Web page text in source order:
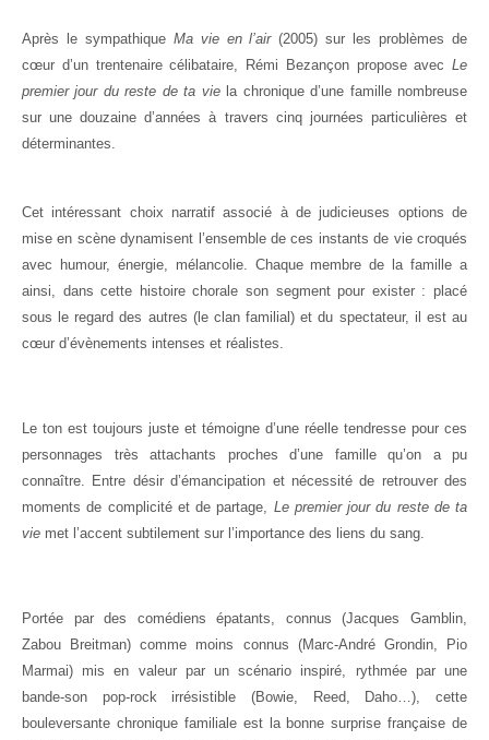
Après le sympathique Ma vie en l’air(2005) sur les problèmes de
cœur d’un trentenaire célibataire, Rémi Bezançon propose avec Le
premier jour du reste de ta viela chronique d’une famille nombreuse
sur une douzaine d’années à travers cinq journées particulières et
déterminantes.
Cet intéressant choix narratif associé à de judicieuses options de
mise en scène dynamisent l’ensemble de ces instants de vie croqués
avec humour, énergie, mélancolie. Chaque membre de la famille a
ainsi, dans cette histoire chorale son segment pour exister : placé
sous le regard des autres (le clan familial) et du spectateur, il est au
cœur d’évènements intenses et réalistes.
Le ton est toujours juste et témoigne d’une réelle tendresse pour ces
personnages très attachants proches d’une famille qu’on a pu
connaître. Entre désir d’émancipation et nécessité de retrouver des
moments de complicité et de partage, Le premier jour du reste de ta
vie met l’accent subtilement sur l’importance des liens du sang.
Portée par des comédiens épatants, connus (Jacques Gamblin,
Zabou Breitman) comme moins connus (Marc-André Grondin, Pio
Marmai) mis en valeur par un scénario inspiré, rythmée par une
bande-son pop-rock irrésistible (Bowie, Reed, Daho…), cette
bouleversante chronique familiale est la bonne surprise française de